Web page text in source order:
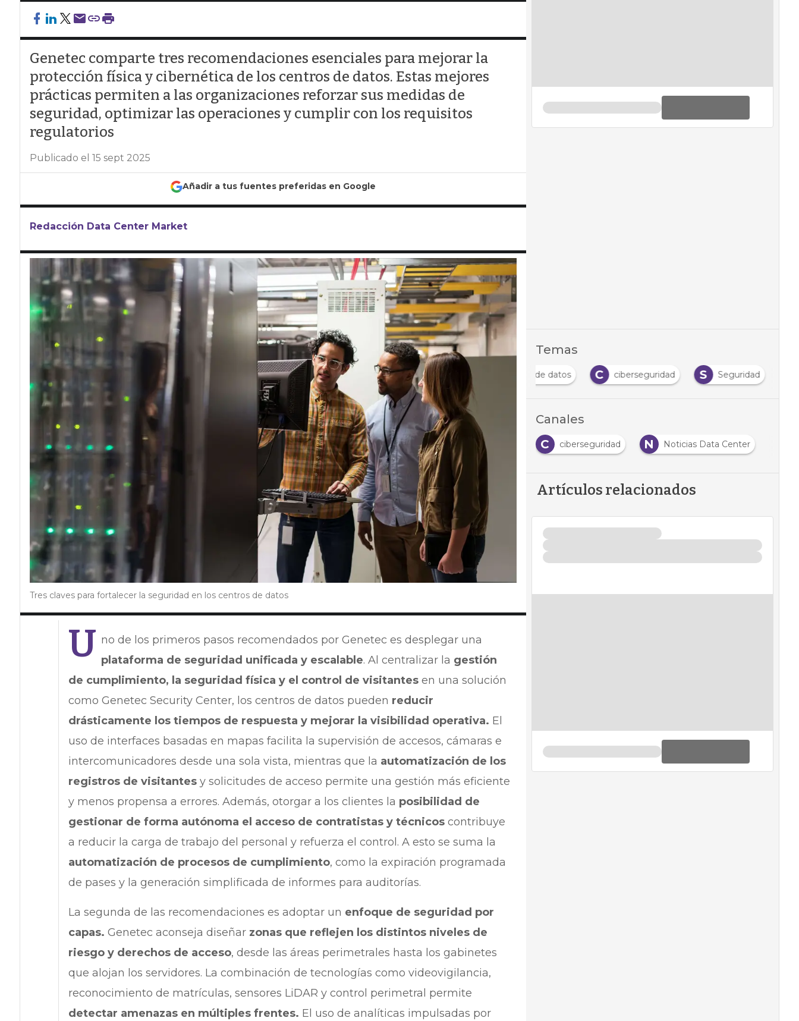
Genetec comparte tres recomendaciones esenciales para mejorar la
protección física y cibernética de los centros de datos. Estas mejores
prácticas permiten a las organizaciones reforzar sus medidas de
seguridad, optimizar las operaciones y cumplir con los requisitos
regulatorios
Publicado el 15 sept 2025
Añadir a tus fuentes preferidas en Google
Redacción Data Center Market
Tres claves para fortalecer la seguridad en los centros de datos
U no de los primeros pasos recomendados por Genetec es desplegar una
plataforma de seguridad unificada y escalable. Al centralizar la gestión
de cumplimiento, la seguridad física y el control de visitantes en una solución
como Genetec Security Center, los centros de datos pueden reducir
drásticamente los tiempos de respuesta y mejorar la visibilidad operativa. El
uso de interfaces basadas en mapas facilita la supervisión de accesos, cámaras e
intercomunicadores desde una sola vista, mientras que la automatización de los
registros de visitantesy solicitudes de acceso permite una gestión más eficiente
y menos propensa a errores. Además, otorgar a los clientes la posibilidad de
gestionar de forma autónoma el acceso de contratistas y técnicoscontribuye
a reducir la carga de trabajo del personal y refuerza el control. A esto se suma la
automatización de procesos de cumplimiento, como la expiración programada
de pases y la generación simplificada de informes para auditorías.
La segunda de las recomendaciones es adoptar un enfoque de seguridad por
capas. Genetec aconseja diseñarzonas que reflejen los distintos niveles de
riesgo y derechos de acceso, desde las áreas perimetrales hasta los gabinetes
que alojan los servidores. La combinación de tecnologías como videovigilancia,
reconocimiento de matrículas, sensores LiDAR y control perimetral permite
detectar amenazas en múltiples frentes. El uso de analíticas impulsadas por
Temas
Centros de datos C ciberseguridad S Seguridad
Canales
C
ciberseguridad N Noticias Data Center
Artículos relacionados